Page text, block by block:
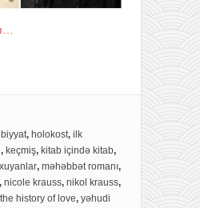
, holokost, ilk
, keçmiş, kitab içində kitab,
, məhəbbət romanı,
, nicole krauss, nikol krauss,
the history of love, yəhudi